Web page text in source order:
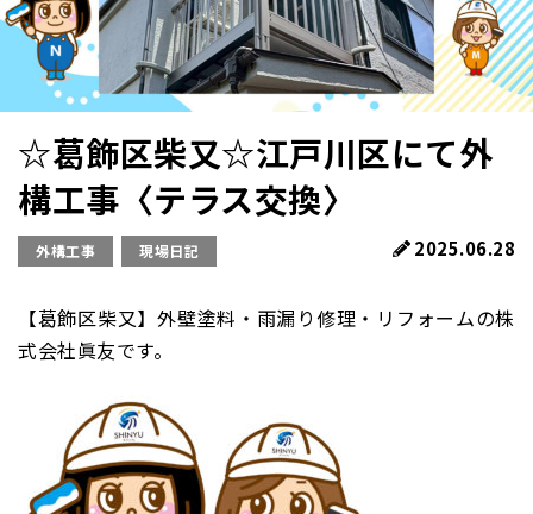
☆葛飾区柴又☆江戸川区にて外
構工事〈テラス交換〉
外構工事 現場日記 2025.06.28
【葛飾区柴又】外壁塗料・雨漏り修理・リフォームの株
式会社眞友です。